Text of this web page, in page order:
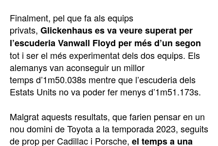
Finalment, pel que fa als equips
privats, Glickenhaus es va veure superat per
l’escuderia Vanwall Floyd per més d’un segon
tot i ser el més experimentat dels dos equips. Els
alemanys van aconseguir un millor
temps d’1m50.038s mentre que l’escuderia dels
Estats Units no va poder fer menys d’1m51.173s.
Malgrat aquests resultats, que farien pensar en un
nou domini de Toyota a la temporada 2023, seguits
de prop per Cadillac i Porsche, el temps a una